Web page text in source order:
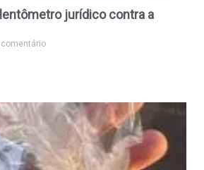
jurídico contra a